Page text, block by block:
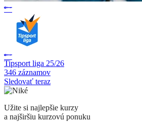
Tipsport liga 25/26
346 záznamov
Sledovať teraz
Užite si najlepšie kurzy
a najširšiu kurzovú ponuku